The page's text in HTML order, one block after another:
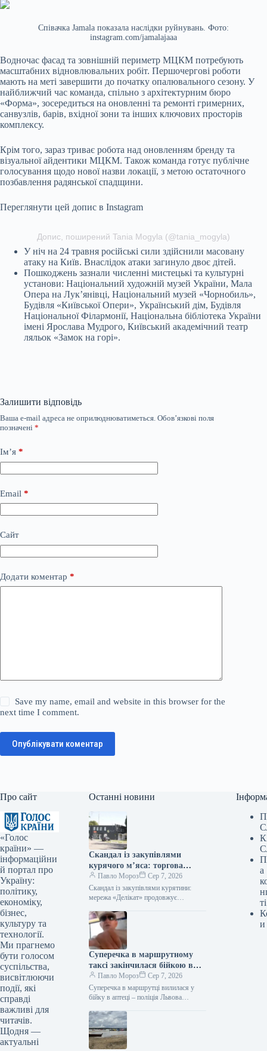
Співачка Jamala показала наслідки руйнувань. Фото:
instagram.com/jamalajaaa
Водночас фасад та зовнішній периметр МЦКМ потребують
масштабних відновлювальних робіт. Першочергові роботи
мають на меті завершити до початку опалювального сезону. У
найближчий час команда, спільно з архітектурним бюро
«Форма», зосередиться на оновленні та ремонті гримерних,
санвузлів, барів, вхідної зони та інших ключових просторів
комплексу.
Крім того, зараз триває робота над оновленням бренду та
візуальної айдентики МЦКМ. Також команда готує публічне
голосування щодо нової назви локації, з метою остаточного
позбавлення радянської спадщини.
Переглянути цей допис в Instagram
Допис, поширений Tania Mogyla (@tania_mogyla)
У ніч на 24 травня російські сили здійснили масовану
атаку на Київ. Внаслідок атаки загинуло двоє дітей.
Пошкоджень зазнали численні мистецькі та культурні
установи: Національний художній музей України, Мала
Опера на Лук’янівці, Національний музей «Чорнобиль»,
Будівля «Київської Опери», Український дім, Будівля
Національної Філармонії, Національна бібліотека України
імені Ярослава Мудрого, Київський академічний театр
ляльок «Замок на горі».
Залишити відповідь
Ваша e-mail адреса не оприлюднюватиметься. Обов’язкові поля
позначені *
Ім’я *
Email *
Сайт
Додати коментар *
Save my name, email and website in this browser for the
next time I comment.
Опублікувати коментар
Про сайт
«Голос
країни» —
інформаційни
й портал про
Україну:
політику,
економіку,
бізнес,
культуру та
технології.
Ми прагнемо
бути голосом
суспільства,
висвітлюючи
події, які
справді
важливі для
читачів.
Щодня —
актуальні
Останні новини
Скандал із закупівлями
курячого м’яса: торгова
мережа “Делікат” продовжує
реалізацію продукції
птахофабрики, яку
тероризмі
Павло Мороз
Сер 7, 2026
Скандал із закупівлями курятини:
мережа «Делікат» продовжує
звинувачуваної в екологічному терорі
Підпишіться на нас в Google додати…
Суперечка в маршрутному
таксі закінчилася бійкою в
аптеці, поліцейські Львова
проводять розслідування події
Павло Мороз
Сер 7, 2026
Суперечка в маршрутці вилилася у
бійку в аптеці – поліція Львова
відеозапис Підпишіться на нас у…
а
ті
и